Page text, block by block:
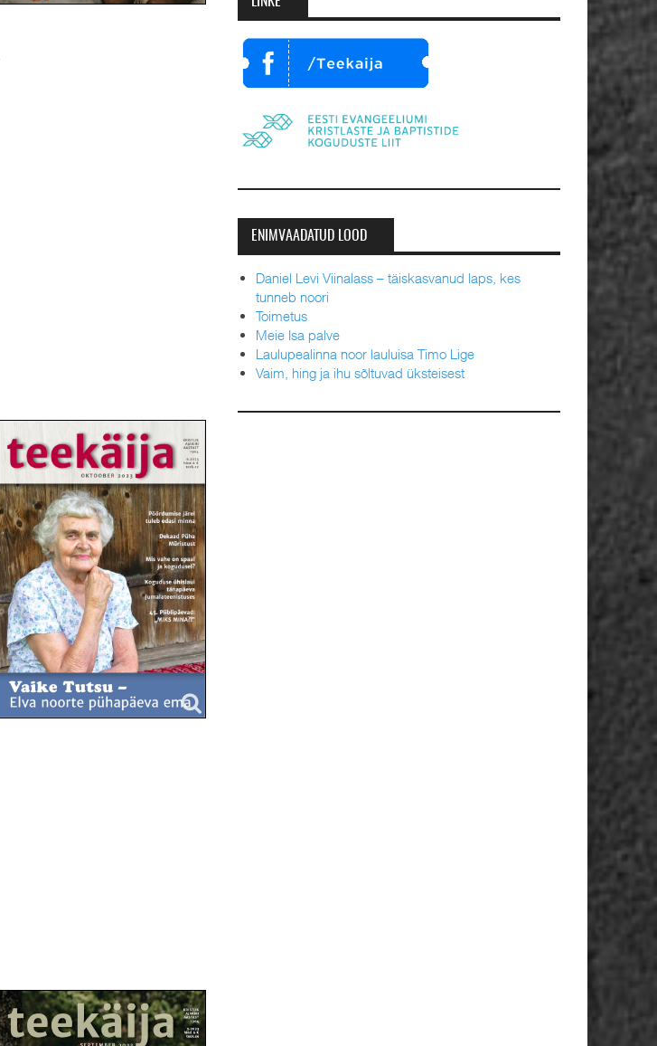
ENIMVAADATUD LOOD
Daniel Levi Viinalass – täiskasvanud laps, kes
tunneb noori
Toimetus
Meie Isa palve
Laulupealinna noor lauluisa Timo Lige
Vaim, hing ja ihu sõltuvad üksteisest